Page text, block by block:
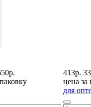
413р.
цена за
для